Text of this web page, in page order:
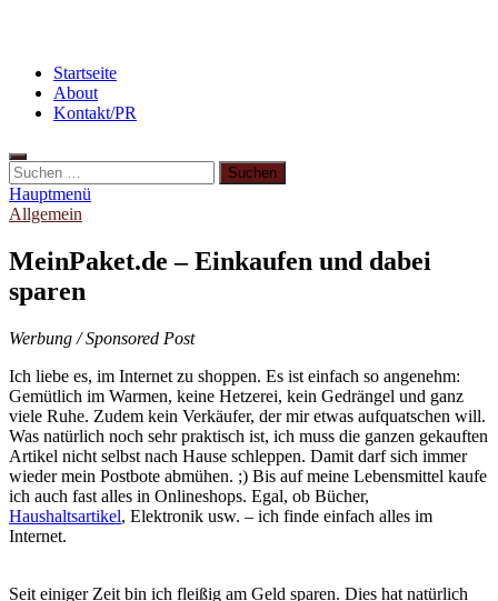
Startseite
About
Kontakt/PR
Hauptmenü
Allgemein
MeinPaket.de – Einkaufen und dabei
sparen
Werbung / Sponsored Post
Ich liebe es, im Internet zu shoppen. Es ist einfach so angenehm:
Gemütlich im Warmen, keine Hetzerei, kein Gedrängel und ganz
viele Ruhe. Zudem kein Verkäufer, der mir etwas aufquatschen will.
Was natürlich noch sehr praktisch ist, ich muss die ganzen gekauften
Artikel nicht selbst nach Hause schleppen. Damit darf sich immer
wieder mein Postbote abmühen. ;) Bis auf meine Lebensmittel kaufe
ich auch fast alles in Onlineshops. Egal, ob Bücher,
Haushaltsartikel, Elektronik usw. – ich finde einfach alles im
Internet.
Seit einiger Zeit bin ich fleißig am Geld sparen. Dies hat natürlich